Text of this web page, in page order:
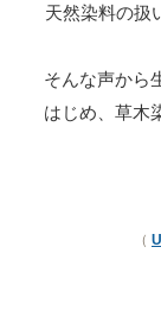
天然染料の扱
そんな声から
はじめ、草木
（